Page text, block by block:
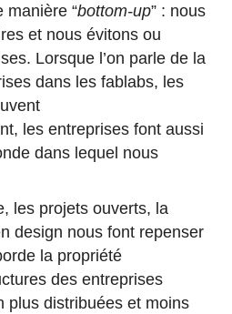
manière “bottom-up” : nous
et nous évitons ou
Lorsque l’on parle de la
dans les fablabs, les
les entreprises font aussi
dans lequel nous
les projets ouverts, la
design nous font repenser
la propriété
des entreprises
plus distribuées et moins